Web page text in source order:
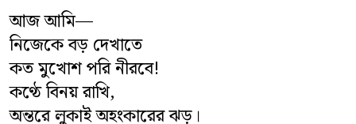
আজ আমি—
নিজেকে বড় দেখাতে
কত মুখোশ পরি নীরবে!
কণ্ঠে বিনয় রাখি,
অন্তরে লুকাই অহংকারের ঝড়।